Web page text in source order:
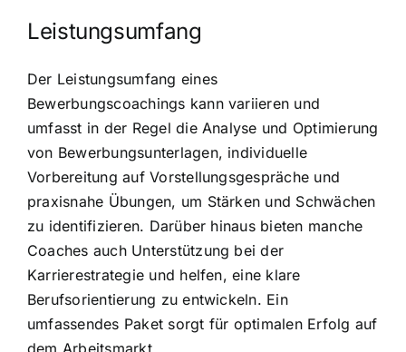
Leistungsumfang
Der Leistungsumfang eines
Bewerbungscoachings kann variieren und
umfasst in der Regel die Analyse und Optimierung
von Bewerbungsunterlagen, individuelle
Vorbereitung auf Vorstellungsgespräche und
praxisnahe Übungen, um Stärken und Schwächen
zu identifizieren. Darüber hinaus bieten manche
Coaches auch Unterstützung bei der
Karrierestrategie und helfen, eine klare
Berufsorientierung zu entwickeln. Ein
umfassendes Paket sorgt für optimalen Erfolg auf
dem Arbeitsmarkt.